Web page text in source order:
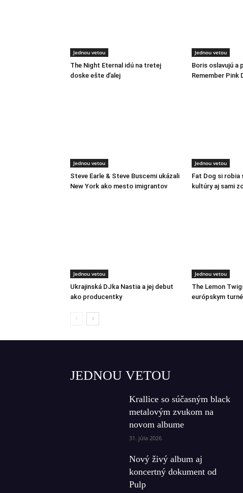
Jednou vetou
The Night Eternal idú na tretej
doske ešte ďalej
Jednou vetou
Boris oslavujú a
Remember Pink
Jednou vetou
Steve Earle & Steve Buscemi ukázali
New York ako mesto imigrantov
Jednou vetou
Fat Dog si robia
kultúry aj sami
Jednou vetou
Ukrajinská DJka Nastia a jej debut
ako producentky
Jednou vetou
The Lemon
európskym turné
JEDNOU VETOU
Krallice so súčasným black
metalovým zvukom na
novom albume
31. júla 2026
Nový živý album aj
koncertný dokument od
Pulp